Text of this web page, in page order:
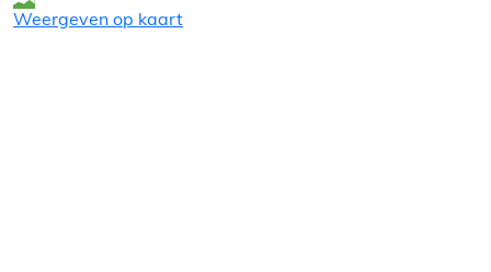
Weergeven op kaart